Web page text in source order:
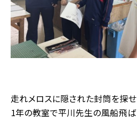
走れメロスに隠された封筒を探せ
1年の教室で平川先生の風船飛